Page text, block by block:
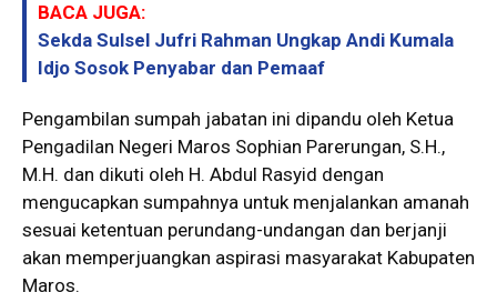
BACA JUGA:
Sekda Sulsel Jufri Rahman Ungkap Andi Kumala
Idjo Sosok Penyabar dan Pemaaf
Pengambilan sumpah jabatan ini dipandu oleh Ketua
Pengadilan Negeri Maros Sophian Parerungan, S.H.,
M.H. dan dikuti oleh H. Abdul Rasyid dengan
mengucapkan sumpahnya untuk menjalankan amanah
sesuai ketentuan perundang-undangan dan berjanji
akan memperjuangkan aspirasi masyarakat Kabupaten
Maros.